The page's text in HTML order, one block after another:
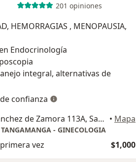
201 opiniones
HEMORRAGIAS , MENOPAUSIA,
Endocrinología
integral, alternativas de
confianza
Fernando Sánchez de Zamora 113A, San Luis Potosi • Mapa
- GINECOLOGIA
vez $1,000